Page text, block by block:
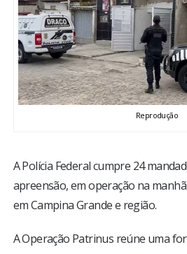
ENQUETE
TV LPB
FOTOS
Reprodução
A Polícia Federal cumpre 24
apreensão, em operação na
em Campina Grande e região.
A Operação Patrinus reúne uma